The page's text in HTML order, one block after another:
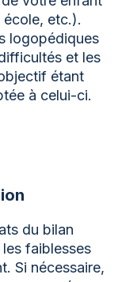
etc.).
logopédiques
et les
étant
à celui-ci.
du bilan
faiblesses
Si nécessaire,